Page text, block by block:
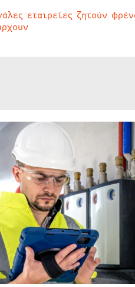
εταιρείες ζητούν